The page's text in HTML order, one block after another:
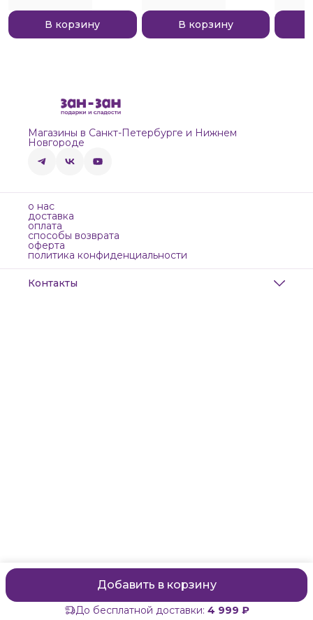
Добавить в корзину
До бесплатной доставки: 4 999 ₽
В корзину В корзину
Магазины в Санкт-Петербурге и Нижнем
Новгороде
о нас
доставка
оплата
способы возврата
оферта
политика конфиденциальности
Контакты